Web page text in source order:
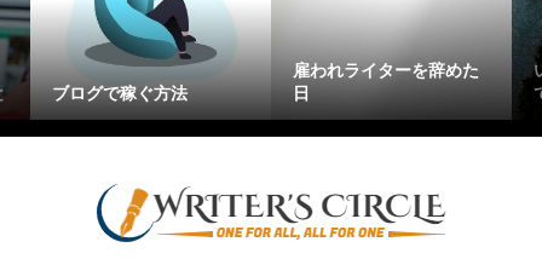
ブログで稼ぐ方法
雇われライターを辞めた
日